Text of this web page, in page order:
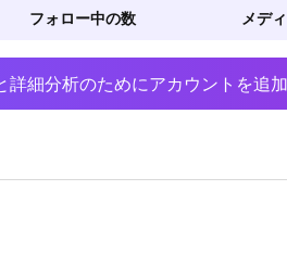
フォロー中の数 メデ
細分析のためにアカウントを追加